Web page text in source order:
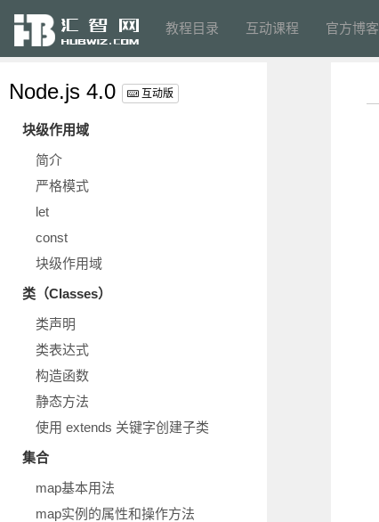
教程目录 互动课程 官方博客
Node.js 4.0 互动版
块级作用域
简介
严格模式
let
const
块级作用域
类（Classes）
类声明
类表达式
构造函数
静态方法
使用 extends 关键字创建子类
集合
map基本用法
map实例的属性和操作方法